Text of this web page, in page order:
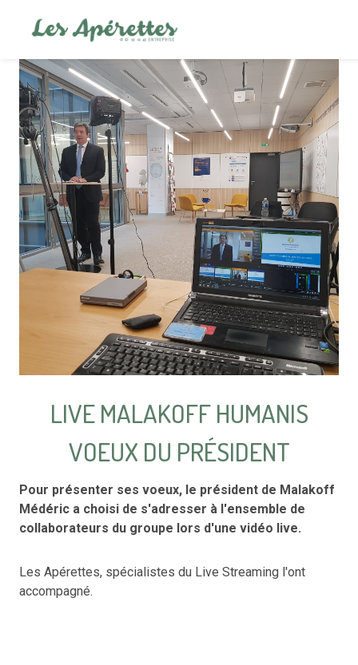
LIVE MALAKOFF HUMANIS
VOEUX DU PRÉSIDENT
Pour présenter ses voeux, le président de Malakoff
Médéric a choisi de s'adresser à l'ensemble de
collaborateurs du groupe lors d'une vidéo live.
Les Apérettes, spécialistes du Live Streaming l'ont
accompagné.